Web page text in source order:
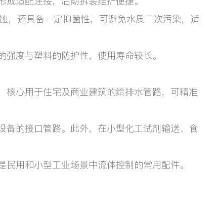
，还具备一定抑菌性，可避免水质二次污染，适
度与塑料的防护性，使用寿命较长。
核心用于住宅及商业建筑的给排水管路，可精准
备的接口管路。此外，在小型化工试剂输送、食
用和小型工业场景中流体控制的常用配件。